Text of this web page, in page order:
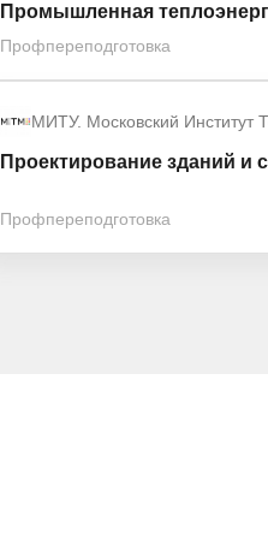
Промышленная
Профпереподготовка
МИТУ. Московский Институт
Проектирование зданий и
Профпереподготовка